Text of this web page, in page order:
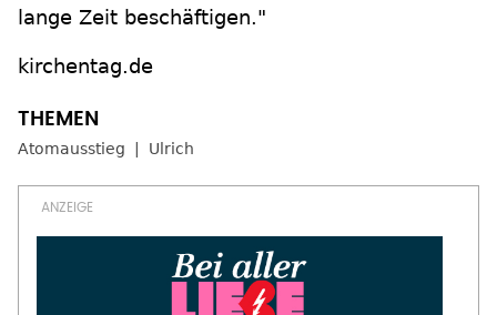
lange Zeit beschäftigen."
kirchentag.de
Atomausstieg Ulrich